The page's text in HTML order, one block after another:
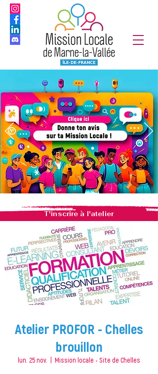
T'inscrire à l'atelier
Atelier PROFOR - Chelles
brouillon
lun. 25 nov. Mission locale - Site de Chelles